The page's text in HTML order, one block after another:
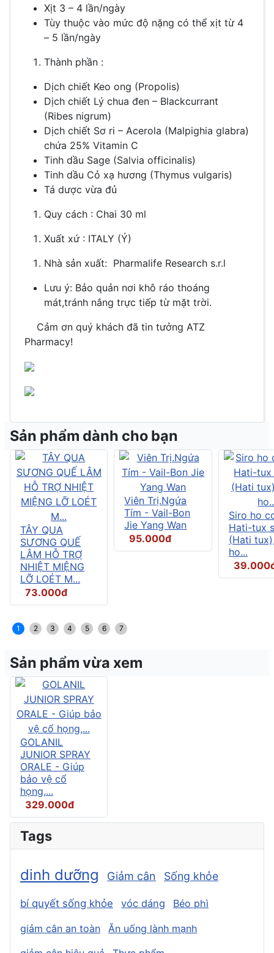
Xịt 3 – 4 lần/ngày
Tùy thuộc vào mức độ nặng có thể xịt từ 4
– 5 lần/ngày
Thành phần :
Dịch chiết Keo ong (Propolis)
Dịch chiết Lý chua đen – Blackcurrant
(Ribes nigrum)
Dịch chiết Sơ ri – Acerola (Malpighia glabra)
chứa 25% Vitamin C
Tinh dầu Sage (Salvia officinalis)
Tinh dầu Cỏ xạ hương (Thymus vulgaris)
Tá dược vừa đủ
Quy cách : Chai 30 ml
Xuất xứ : ITALY (Ý)
Nhà sản xuất: Pharmalife Research s.r.l
Lưu ý: Bảo quản nơi khô ráo thoáng
mát,tránh nắng trực tiếp từ mặt trời.
Cảm ơn quý khách đã tin tưởng ATZ
Pharmacy!
Sản phẩm dành cho bạn
TÂY QUA
SƯƠNG QUẾ
LÂM HỖ TRỢ
NHIỆT MIỆNG
LỠ LOÉT M...
73.000đ
Viên Trị.Ngứa
Tím - Vail-Bon
Jie Yang Wan
95.000đ
Siro ho
Hati-tux
(Hati
ho...
1 2 3 4 5 6 7
Sản phẩm vừa xem
GOLANIL
JUNIOR SPRAY
ORALE - Giúp
bảo vệ cổ
họng,...
329.000đ
Tags
dinh dưỡng Giảm cân Sống khỏe
bí quyết sống khỏe vóc dáng Béo phì
giảm cân an toàn
Ăn uống lành mạnh